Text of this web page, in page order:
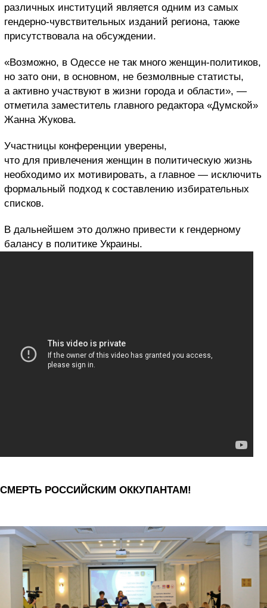
различных институций является одним из самых
гендерно-чувствительных изданий региона, также
присутствовала на обсуждении.
«Возможно, в Одессе не так много женщин-политиков,
но зато они, в основном, не безмолвные статисты,
а активно участвуют в жизни города и области», —
отметила заместитель главного редактора «Думской»
Жанна Жукова.
Участницы конференции уверены,
что для привлечения женщин в политическую жизнь
необходимо их мотивировать, а главное — исключить
формальный подход к составлению избирательных
списков.
В дальнейшем это должно привести к гендерному
балансу в политике Украины.
СМЕРТЬ РОССИЙСКИМ ОККУПАНТАМ!